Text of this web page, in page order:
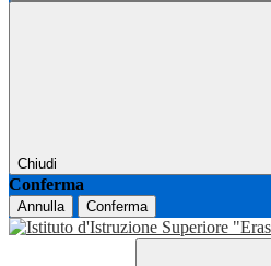
Chiudi
Conferma
Annulla Conferma